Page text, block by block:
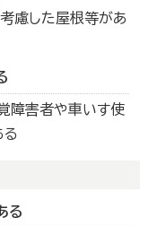
慮した屋根等があ
障害者や車いす使
る
る